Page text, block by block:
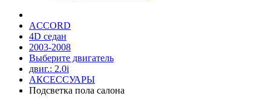
ACCORD
4D седан
2003-2008
Выберите двигатель
двиг.: 2.0i
АКСЕССУАРЫ
Подсветка пола салона